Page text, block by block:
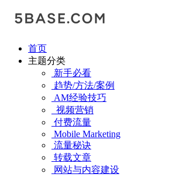
首页
主题分类
新手必看
趋势/方法/案例
AM经验技巧
视频营销
付费流量
Mobile Marketing
流量秘诀
转载文章
网站与内容建设